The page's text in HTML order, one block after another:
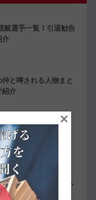
艇選手一覧！引退勧告
介
と噂される人物まと
紹介
の予想は凄かっ
を紹介
とめ！ファン・選手か
紹介
×